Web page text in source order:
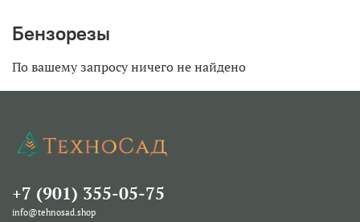
Бензорезы
По вашему запросу ничего не найдено
+7 (901) 355-05-75
info@tehnosad.shop